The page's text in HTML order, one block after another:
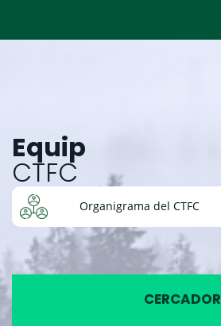
Equip
CTFC
Organigrama del CTFC
CERCADOR